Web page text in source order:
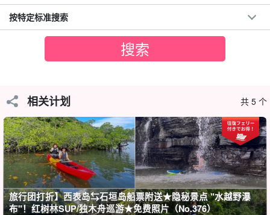
西表岛之旅（Iriomote Island Tours）独家优惠！
包括石垣岛⇄西表岛渡轮船票。
按特定标准搜索
相关计划 共 5 个
旅行团打折】西表岛⇆石垣岛船票附送★隐秘景点 "水越野瀑
布"！红树林SUP/独木舟巡游★免费照片（No.376）